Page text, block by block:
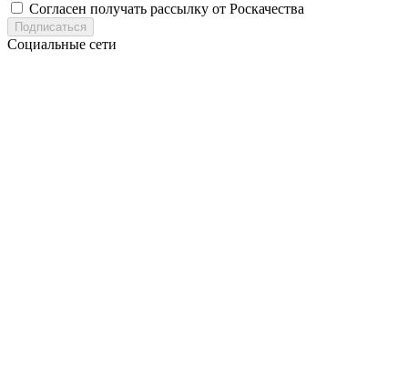
Согласен получать рассылку от Роскачества
Подписаться
Социальные сети